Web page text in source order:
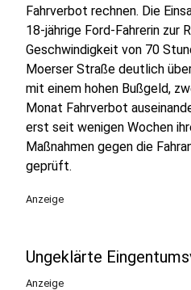
Fahrverbot rechnen. Die
18-jährige Ford-Fahrerin zur
Geschwindigkeit von 70
Moerser Straße deutlich
mit einem hohen Bußgeld,
Monat Fahrverbot
erst seit wenigen Wochen
Maßnahmen gegen die
geprüft.
Anzeige
Ungeklärte
Anzeige